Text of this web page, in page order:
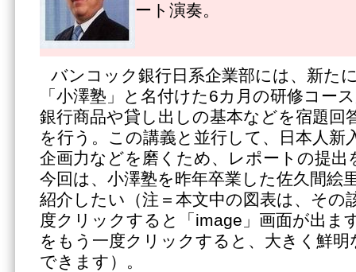
ート演奏。
バンコック銀行日系企業部には、新た
「小澤塾」と名付けた6カ月の研修コー
銀行商品や貸し出しの基本などを宿題回
を行う。この講義と並行して、日本人新
企画力などを磨くため、レポートの提出
今回は、小澤塾を昨年卒業した佐久間絵
紹介したい（注＝本文中の図表は、その
度クリックすると「image」画面が出ま
をもう一度クリックすると、大きく鮮
できます）。